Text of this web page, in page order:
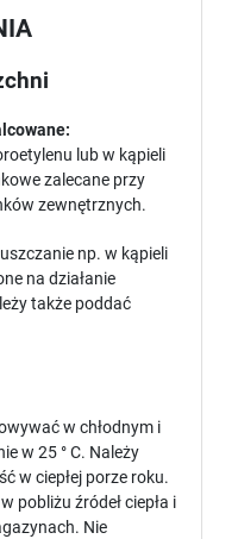
lub w kąpieli
zalecane przy
zewnętrznych.
np. w kąpieli
na działanie
także poddać
w chłodnym i
w 25 ° C. Należy
w ciepłej porze roku.
pobliżu źródeł ciepła i
Nie